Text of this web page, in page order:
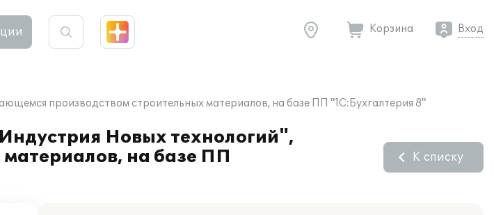
Корзина Вход
производством строительных материалов, на базе ПП "1С:Бухгалтерия 8"
Новых технологий",
на базе ПП
К списку